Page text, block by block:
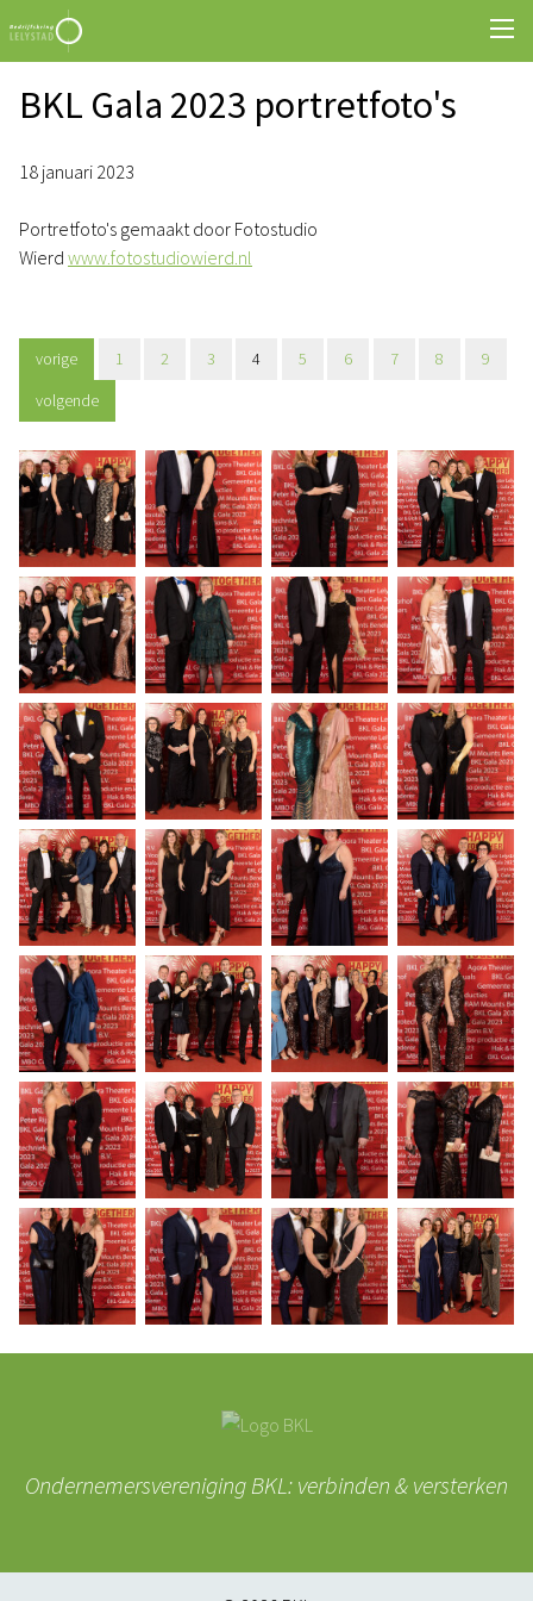
BKL Gala 2023 portretfoto's
18 januari 2023
Portretfoto's gemaakt door Fotostudio
Wierd www.fotostudiowierd.nl
vorige 1 2 3 4 5 6 7 8
9
volgende
Ondernemersvereniging BKL: verbinden & versterken